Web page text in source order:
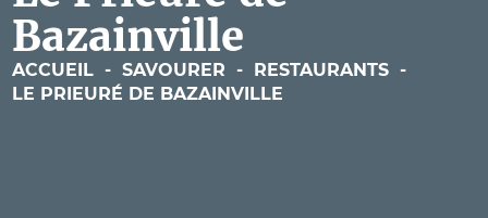
Bazainville
ACCUEIL - SAVOURER - RESTAURANTS -
LE PRIEURÉ DE BAZAINVILLE